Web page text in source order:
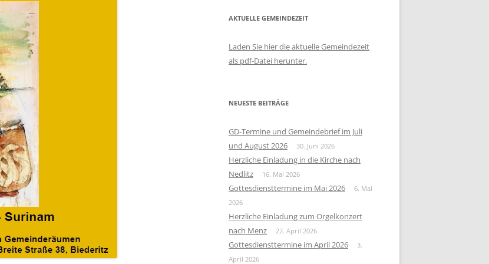
AKTUELLE GEMEINDEZEIT
Laden Sie hier die aktuelle Gemeindezeit
als pdf-Datei herunter.
NEUESTE BEITRÄGE
GD-Termine und Gemeindebrief im Juli
und August 2026
30. Juni 2026
Herzliche Einladung in die Kirche nach
Nedlitz
16. Mai 2026
Gottesdiensttermine im Mai 2026
6. Mai
2026
Herzliche Einladung zum Orgelkonzert
nach Menz
22. April 2026
Gottesdiensttermine im April 2026
3.
April 2026